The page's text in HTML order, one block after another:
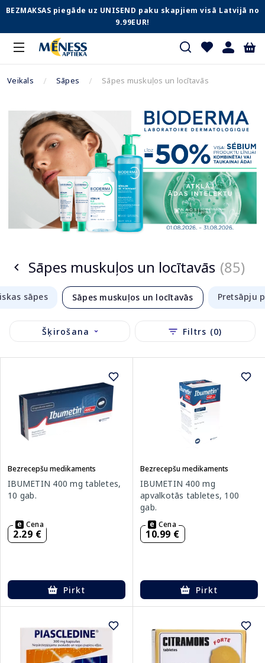
BEZMAKSAS piegāde uz UNISEND paku skapjiem visā Latvijā no
9.99EUR!
Veikals Sāpes Sāpes muskuļos un locītavās
Sāpes muskuļos un locītavās (85)
sāpes Sāpes muskuļos un locītavās Pretsāpju
Šķirošana Filtrs (0)
Bezrecepšu medikaments
IBUMETIN 400 mg tabletes,
10 gab.
Cena
2.29 €
Pirkt
Bezrecepšu medikaments
IBUMETIN 400 mg
apvalkotās tabletes, 100
gab.
Cena
10.99 €
Pirkt